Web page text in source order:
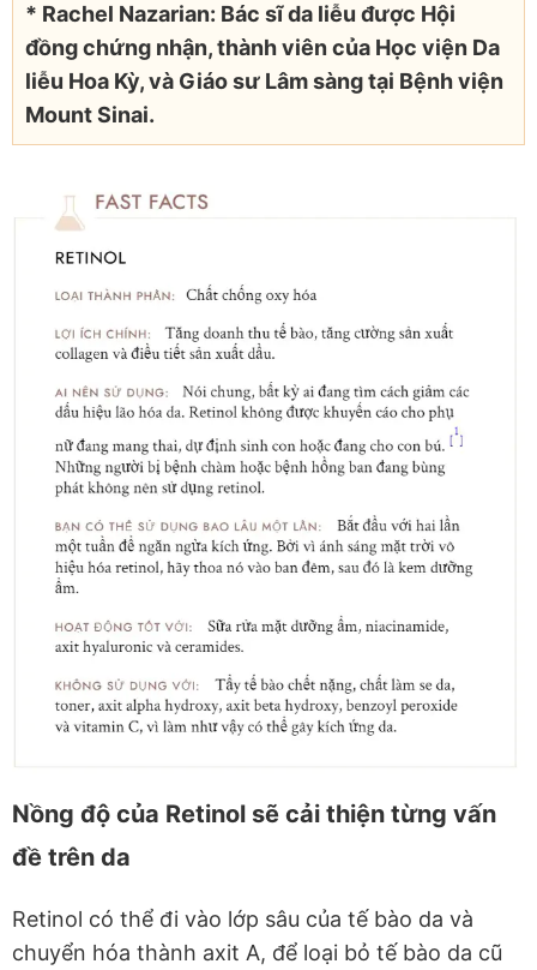
* Rachel Nazarian: Bác sĩ da liễu được Hội
đồng chứng nhận, thành viên của Học viện Da
liễu Hoa Kỳ, và Giáo sư Lâm sàng tại Bệnh viện
Mount Sinai.
Nồng độ của Retinol sẽ cải thiện từng vấn
đề trên da
Retinol có thể đi vào lớp sâu của tế bào da và
chuyển hóa thành axit A, để loại bỏ tế bào da cũ